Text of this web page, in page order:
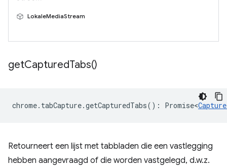
LokaleMediaStream
getCapturedTabs()
chrome. tabCapture.getCapturedTabs() : Promise<
Retourneert een lijst met tabbladen die een vastlegging
hebben aangevraagd of die worden vastgelegd, d.w.z.